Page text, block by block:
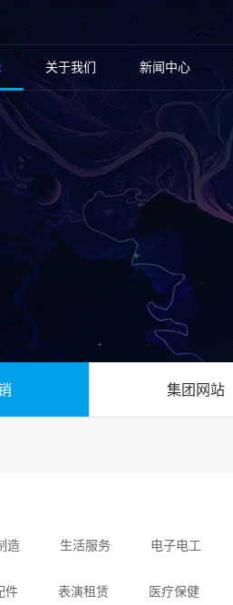
关于我们 新闻中心
集团网站
造 生活服务 电子电工
件 表演租赁 医疗保健